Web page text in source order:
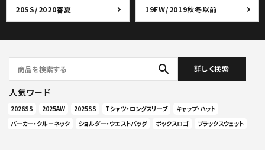
20SS/2020春夏 19FW/2019秋冬以前
search 詳しく検索
人気ワード
2026SS 2025AW 2025SS Tシャツ・ロングスリーブ
キャップ・ハット
パーカー・クルーネック
ショルダー・ウエストバッグ ボックスロゴ ブラックスウェット